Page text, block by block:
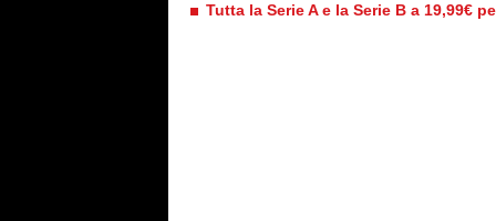
Tutta la Serie A e la Serie B a 19,99€